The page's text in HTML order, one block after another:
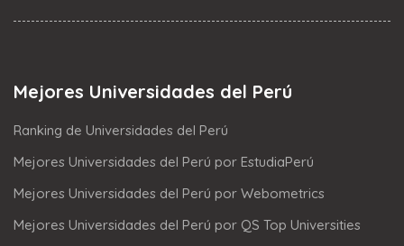
Mejores Universidades del Perú
Ranking de Universidades del Perú
Mejores Universidades del Perú por EstudiaPerú
Mejores Universidades del Perú por Webometrics
Mejores Universidades del Perú por QS Top Universities